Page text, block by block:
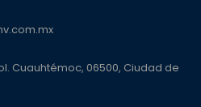
Cuauhtémoc, 06500, Ciudad de